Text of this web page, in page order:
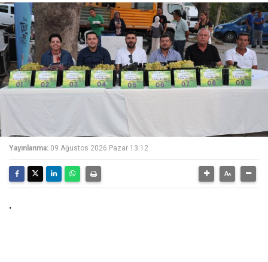
Yayınlanma: 09 Ağustos 2026 Pazar 13:12
.